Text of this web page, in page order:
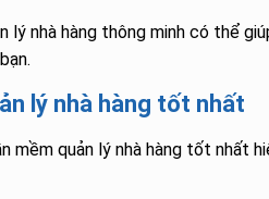
lý nhà hàng thông minh có thể
lý nhà hàng tốt nhất
mềm quản lý nhà hàng tốt nhất